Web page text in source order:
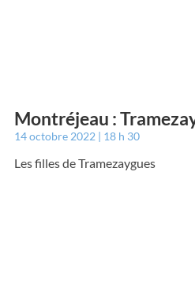
Montréjeau :
14 octobre 2022 18 h 30
Les filles de Tramezaygues